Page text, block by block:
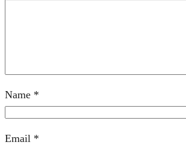
Name *
Email *